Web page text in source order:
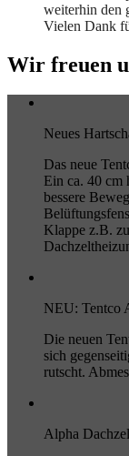
weiterhin den
Vielen Dank
Wir freuen
Neues
Das neue
Ein ca. 40 cm
bessere
Klappe z.B.
NEU: Tentco
Die neuen
sich
rutscht.
Alpha